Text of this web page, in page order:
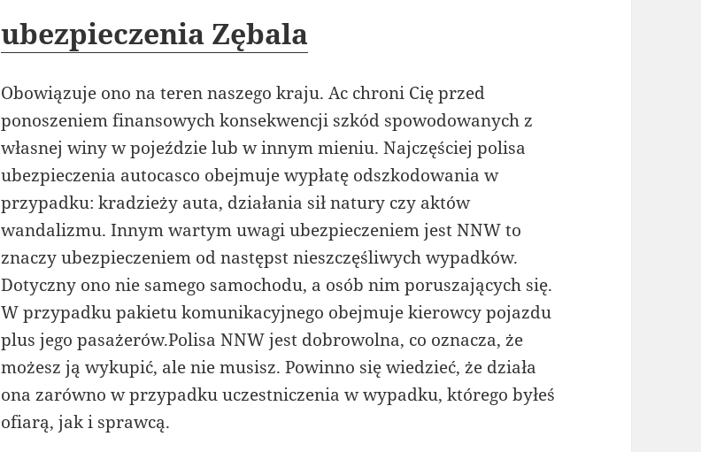
ubezpieczenia Zębala
Obowiązuje ono na teren naszego kraju. Ac chroni Cię przed
ponoszeniem finansowych konsekwencji szkód spowodowanych z
własnej winy w pojeździe lub w innym mieniu. Najczęściej polisa
ubezpieczenia autocasco obejmuje wypłatę odszkodowania w
przypadku: kradzieży auta, działania sił natury czy aktów
wandalizmu. Innym wartym uwagi ubezpieczeniem jest NNW to
znaczy ubezpieczeniem od następst nieszczęśliwych wypadków.
Dotyczny ono nie samego samochodu, a osób nim poruszających się.
W przypadku pakietu komunikacyjnego obejmuje kierowcy pojazdu
plus jego pasażerów.Polisa NNW jest dobrowolna, co oznacza, że
możesz ją wykupić, ale nie musisz. Powinno się wiedzieć, że działa
ona zarówno w przypadku uczestniczenia w wypadku, którego byłeś
ofiarą, jak i sprawcą.